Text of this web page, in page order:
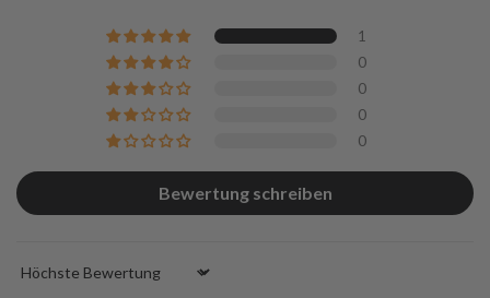
1
0
0
0
0
Bewertung schreiben
Sort by